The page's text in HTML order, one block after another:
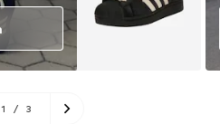
1 / 3